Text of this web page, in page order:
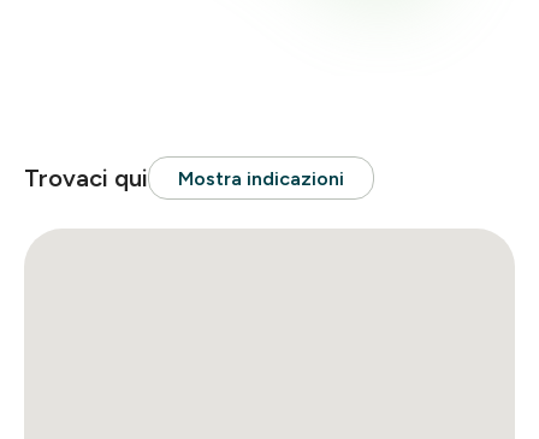
Trovaci qui Mostra indicazioni